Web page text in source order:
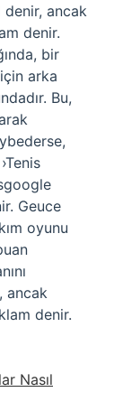
denir, ancak
denir.
bir
arka
Bu,
Geuce
oyunu
ancak
denir.
Nasıl